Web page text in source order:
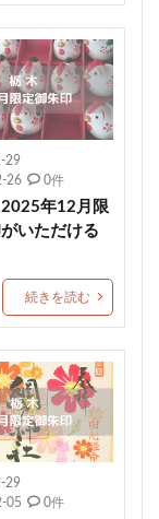
ペット可
木香取神社
祁曽神社
神社
艫神社
スイーツ
七夕の御朱印
山縣護國神社
寺市
29
26
0件
年12月限
いただける
続きを読む
29
05
0件